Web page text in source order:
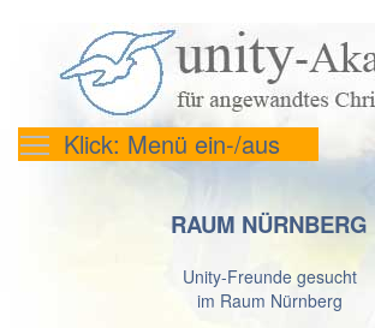
Klick: Menü ein-/aus
RAUM NÜRNBERG
Unity-Freunde gesucht
im Raum Nürnberg